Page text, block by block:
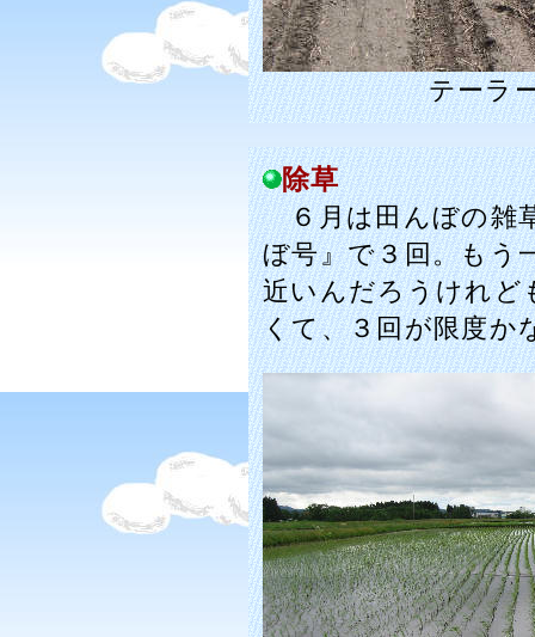
テーラ
除草
６月は田んぼの雑
ぼ号』で３回。もう
近いんだろうけれど
くて、３回が限度か